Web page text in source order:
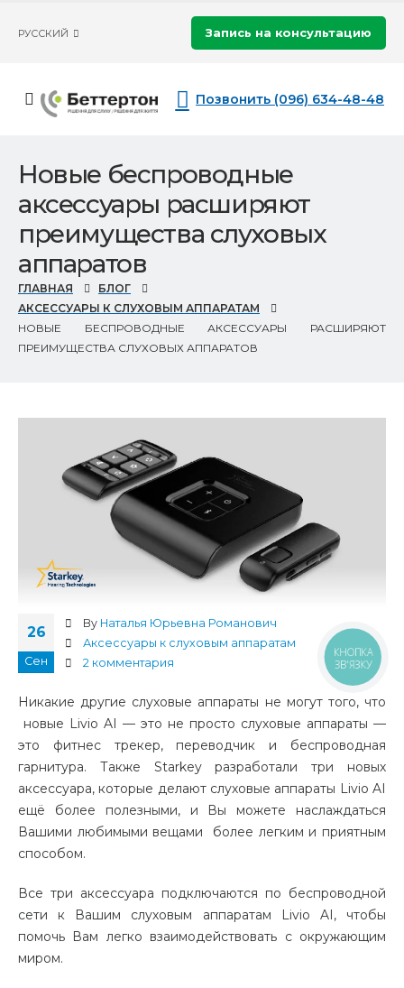
РУССКИЙ Запись на консультацию
Позвонить (096) 634-48-48
Новые беспроводные
аксессуары расширяют
преимущества слуховых
аппаратов
ГЛАВНАЯ
БЛОГ
АКСЕССУАРЫ К СЛУХОВЫМ АППАРАТАМ
НОВЫЕ БЕСПРОВОДНЫЕ АКСЕССУАРЫ РАСШИРЯЮТ
ПРЕИМУЩЕСТВА СЛУХОВЫХ АППАРАТОВ
26
Сен
By Наталья Юрьевна Романович
Аксессуары к слуховым аппаратам
2 комментария
Никакие другие слуховые аппараты не могут того, что
новые Livio AI — это не просто слуховые аппараты —
это фитнес трекер, переводчик и беспроводная
гарнитура. Также Starkey разработали три новых
аксессуара, которые делают слуховые аппараты Livio AI
ещё более полезными, и Вы можете наслаждаться
Вашими любимыми вещами более легким и приятным
способом.
Все три аксессуара подключаются по беспроводной
сети к Вашим слуховым аппаратам Livio AI, чтобы
помочь Вам легко взаимодействовать с окружающим
миром.
КНОПКА
ЗВ'ЯЗКУ